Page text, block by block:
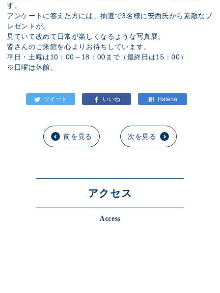
す。
アンケートに答えた方には、抽選で3名様に安西氏から素敵なプ
レゼントが。
見ていて改めて日常が楽しくなるような写真展。
皆さんのご来館を心よりお待ちしています。
平日・土曜は10：00～18：00まで（最終日は15：00）
※日曜は休館。
前を見る 次を見る
アクセス
Access